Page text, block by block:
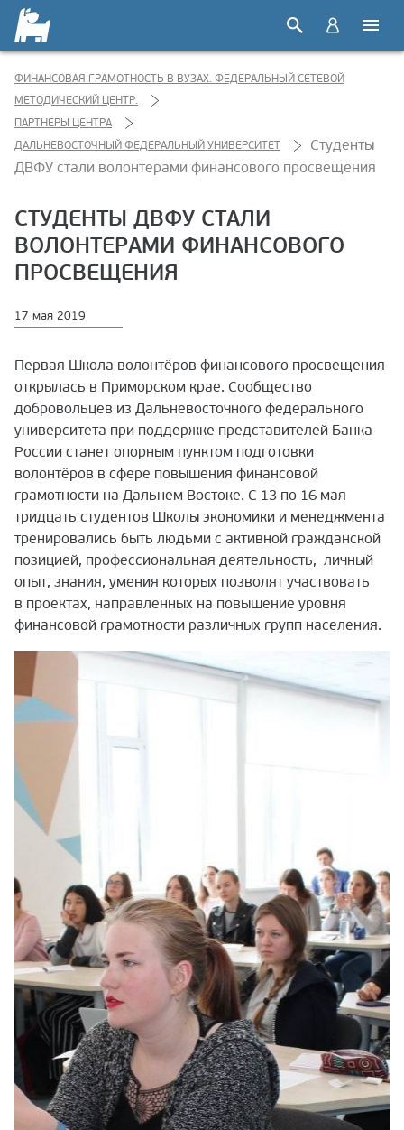
ФИНАНСОВАЯ ГРАМОТНОСТЬ В ВУЗАХ. ФЕДЕРАЛЬНЫЙ СЕТЕВОЙ
МЕТОДИЧЕСКИЙ ЦЕНТР.
ПАРТНЕРЫ ЦЕНТРА
ДАЛЬНЕВОСТОЧНЫЙ ФЕДЕРАЛЬНЫЙ УНИВЕРСИТЕТ
Студенты
ДВФУ стали волонтерами финансового просвещения
СТУДЕНТЫ ДВФУ СТАЛИ
ВОЛОНТЕРАМИ ФИНАНСОВОГО
ПРОСВЕЩЕНИЯ
17 мая 2019
Первая Школа волонтёров финансового просвещения
открылась в Приморском крае. Сообщество
добровольцев из Дальневосточного федерального
университета при поддержке представителей Банка
России станет опорным пунктом подготовки
волонтёров в сфере повышения финансовой
грамотности на Дальнем Востоке. С 13 по 16 мая
тридцать студентов Школы экономики и менеджмента
тренировались быть людьми с активной гражданской
позицией, профессиональная деятельность, личный
опыт, знания, умения которых позволят участвовать
в проектах, направленных на повышение уровня
финансовой грамотности различных групп населения.